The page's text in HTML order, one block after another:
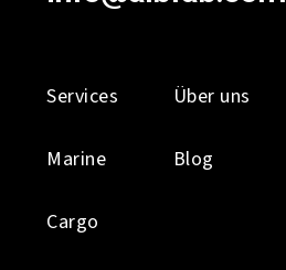
Services
Marine
Cargo
Über uns
Blog